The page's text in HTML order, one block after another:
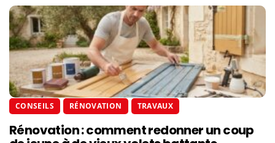
CONSEILS RÉNOVATION TRAVAUX
Rénovation : comment redonner un coup